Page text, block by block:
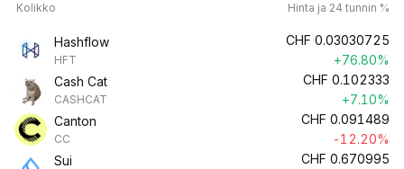
Kolikko Hinta ja 24 tunnin %
Hashflow
HFT
CHF 0.03030725
+76.80%
Cash Cat
CASHCAT
CHF 0.102333
+7.10%
Canton
CC
CHF 0.091489
-12.20%
Sui
CHF 0.670995